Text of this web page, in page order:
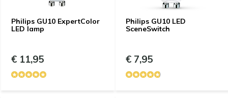
Philips GU10 ExpertColor
LED lamp
€ 11,95
Philips GU10 LED
SceneSwitch
€ 7,95